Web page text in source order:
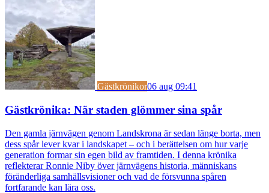
Gästkrönikor06 aug 09:41
Gästkrönika: När staden glömmer sina spår
Den gamla järnvägen genom Landskrona är sedan länge borta, men
dess spår lever kvar i landskapet – och i berättelsen om hur varje
generation formar sin egen bild av framtiden. I denna krönika
reflekterar Ronnie Niby över järnvägens historia, människans
föränderliga samhällsvisioner och vad de försvunna spåren
fortfarande kan lära oss.